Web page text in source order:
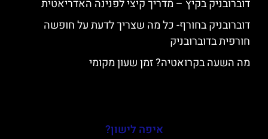
דוברובניק בקיץ – מדריך קיצי לפנינה האדריאטית
דוברובניק בחורף- כל מה שצריך לדעת על חופשה
חורפית בדוברובניק
מה השעה בקרואטיה? זמן שעון מקומי
איפה לישון?